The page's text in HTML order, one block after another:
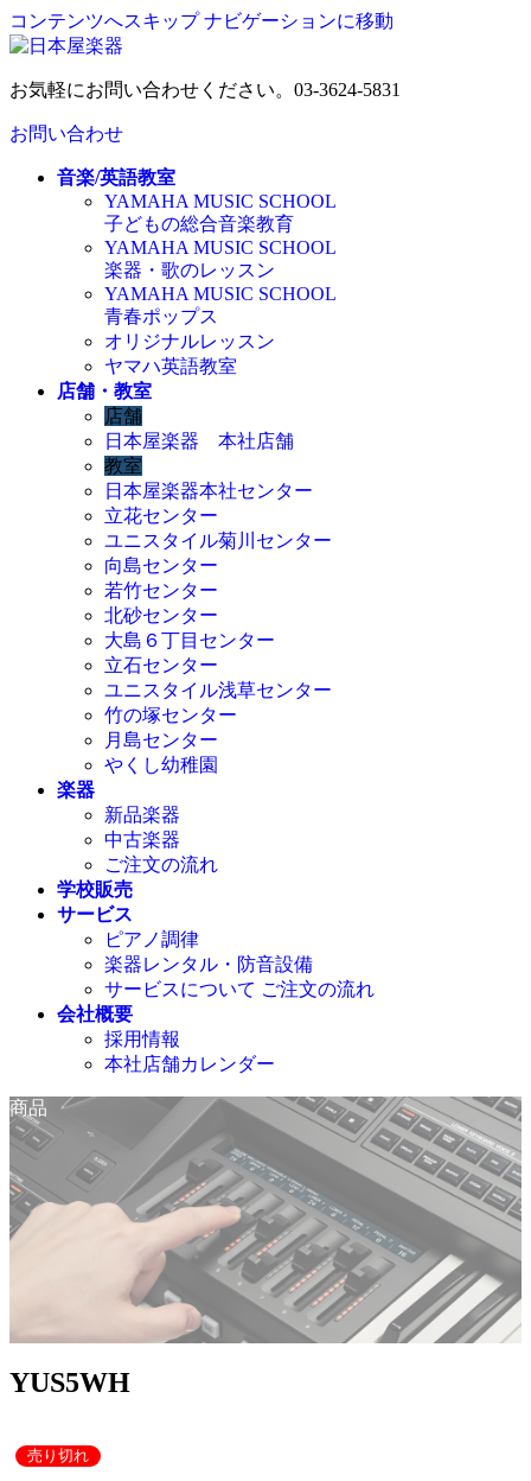
コンテンツへスキップ ナビゲーションに移動
お気軽にお問い合わせください。 03-3624-5831
お問い合わせ
音楽/英語教室
YAMAHA MUSIC SCHOOL
子どもの総合音楽教育
YAMAHA MUSIC SCHOOL
楽器・歌のレッスン
YAMAHA MUSIC SCHOOL
青春ポップス
オリジナルレッスン
ヤマハ英語教室
店舗・教室
店舗
日本屋楽器 本社店舗
教室
日本屋楽器本社センター
立花センター
ユニスタイル菊川センター
向島センター
若竹センター
北砂センター
大島６丁目センター
立石センター
ユニスタイル浅草センター
竹の塚センター
月島センター
やくし幼稚園
楽器
新品楽器
中古楽器
ご注文の流れ
学校販売
サービス
ピアノ調律
楽器レンタル・防音設備
サービスについて ご注文の流れ
会社概要
採用情報
本社店舗カレンダー
商品
YUS5WH
売り切れ